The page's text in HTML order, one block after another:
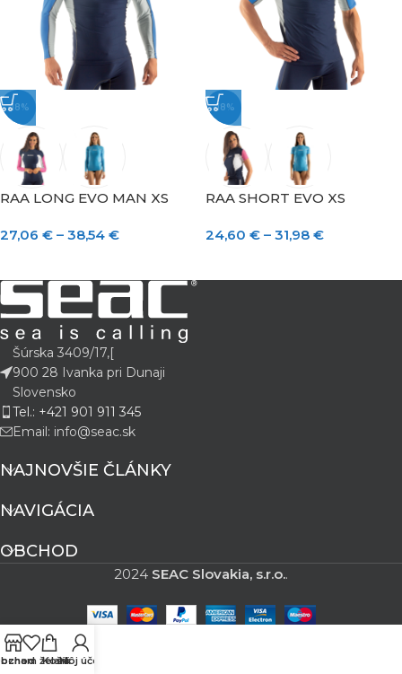
-18%
RAA LONG EVO MAN XS
27,06 € – 38,54 €
-18%
RAA SHORT EVO XS
24,60 € – 31,98 €
Šúrska 3409/17,[
900 28 Ivanka pri Dunaji
Slovensko
Tel.: +421 901 911 345
Email: info@seac.sk
NAJNOVŠIE ČLÁNKY
NAVIGÁCIA
OBCHOD
2024 SEAC Slovakia, s.r.o..
želaní
KošíkMôj účet